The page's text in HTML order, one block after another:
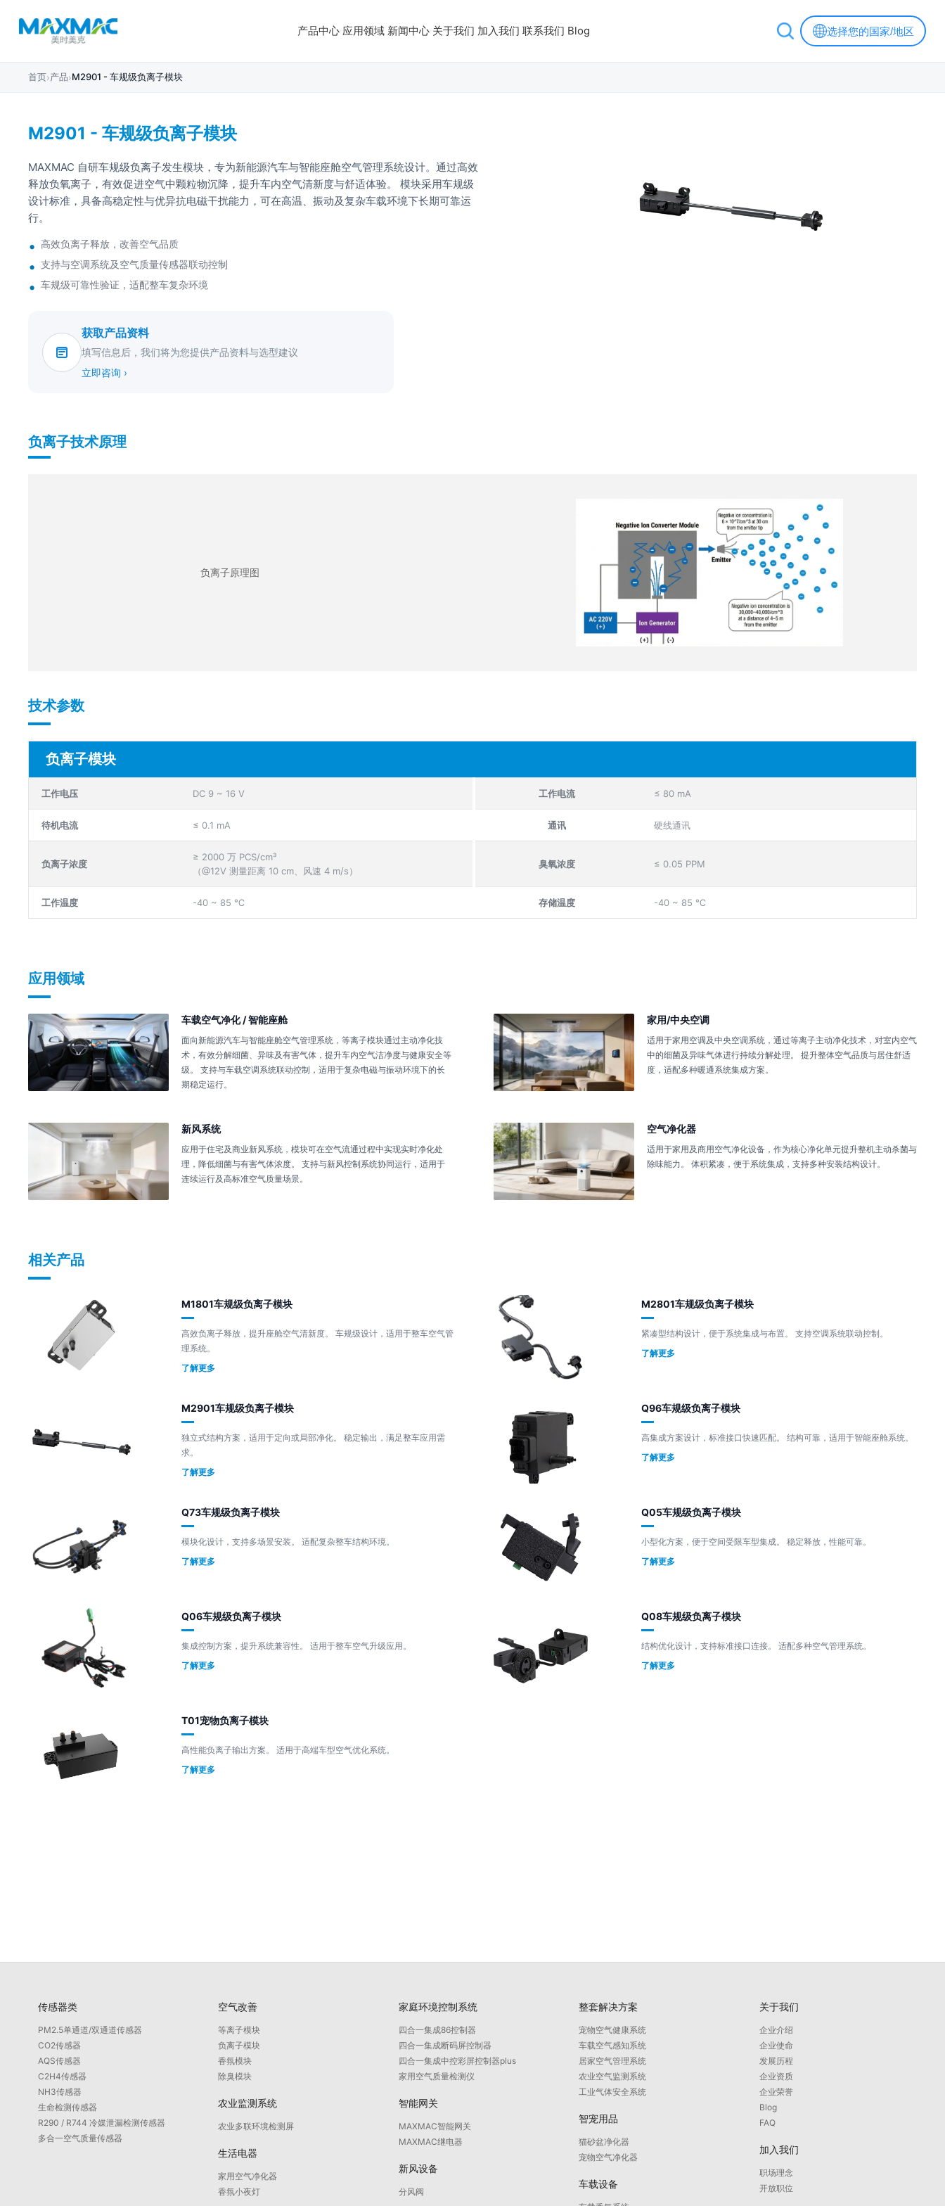
产品中心 应用领域 新闻中心 关于我们 加入我们 联系我们 Blog 选择您的国家/地区
首页›产品›M2901 - 车规级负离子模块
M2901 - 车规级负离子模块
MAXMAC 自研车规级负离子发生模块，专为新能源汽车与智能座舱空气管理系统设计。通过高效
释放负氧离子，有效促进空气中颗粒物沉降，提升车内空气清新度与舒适体验。 模块采用车规级
设计标准，具备高稳定性与优异抗电磁干扰能力，可在高温、振动及复杂车载环境下长期可靠运
行。
高效负离子释放，改善空气品质
支持与空调系统及空气质量传感器联动控制
车规级可靠性验证，适配整车复杂环境
获取产品资料
填写信息后，我们将为您提供产品资料与选型建议
立即咨询 ›
负离子技术原理
负离子原理图
技术参数
负离子模块
工作电压 DC 9 ~ 16 V 工作电流 ≤ 80 mA
待机电流 ≤ 0.1 mA 通讯 硬线通讯
负离子浓度
≥ 2000 万 PCS/cm³
（@12V 测量距离 10 cm、风速 4 m/s）
臭氧浓度 ≤ 0.05 PPM
工作温度 -40 ~ 85 ℃ 存储温度 -40 ~ 85 ℃
应用领域
车载空气净化 / 智能座舱
面向新能源汽车与智能座舱空气管理系统，等离子模块通过主动净化技
术，有效分解细菌、异味及有害气体，提升车内空气洁净度与健康安全等
级。 支持与车载空调系统联动控制，适用于复杂电磁与振动环境下的长
期稳定运行。
家用/中央空调
适用于家用空调及中央空调系统，通过等离子主动净化技术，对室内空气
中的细菌及异味气体进行持续分解处理。 提升整体空气品质与居住舒适
度，适配多种暖通系统集成方案。
新风系统
应用于住宅及商业新风系统，模块可在空气流通过程中实现实时净化处
理，降低细菌与有害气体浓度。 支持与新风控制系统协同运行，适用于
连续运行及高标准空气质量场景。
空气净化器
适用于家用及商用空气净化设备，作为核心净化单元提升整机主动杀菌与
除味能力。 体积紧凑，便于系统集成，支持多种安装结构设计。
相关产品
M1801车规级负离子模块
高效负离子释放，提升座舱空气清新度。 车规级设计，适用于整车空气管
理系统。
了解更多
M2801车规级负离子模块
紧凑型结构设计，便于系统集成与布置。 支持空调系统联动控制。
了解更多
M2901车规级负离子模块
独立式结构方案，适用于定向或局部净化。 稳定输出，满足整车应用需
求。
了解更多
Q96车规级负离子模块
高集成方案设计，标准接口快速匹配。 结构可靠，适用于智能座舱系统。
了解更多
Q73车规级负离子模块
模块化设计，支持多场景安装。 适配复杂整车结构环境。
了解更多
Q05车规级负离子模块
小型化方案，便于空间受限车型集成。 稳定释放，性能可靠。
了解更多
Q06车规级负离子模块
集成控制方案，提升系统兼容性。 适用于整车空气升级应用。
了解更多
Q08车规级负离子模块
结构优化设计，支持标准接口连接。 适配多种空气管理系统。
了解更多
T01宠物负离子模块
高性能负离子输出方案。 适用于高端车型空气优化系统。
了解更多
传感器类
PM2.5单通道/双通道传感器
CO2传感器
AQS传感器
C2H4传感器
NH3传感器
生命检测传感器
R290 / R744 冷媒泄漏检测传感器
多合一空气质量传感器
空气改善
等离子模块
负离子模块
香氛模块
除臭模块
农业监测系统
农业多联环境检测屏
生活电器
家用空气净化器
香氛小夜灯
家庭环境控制系统
四合一集成86控制器
四合一集成断码屏控制器
四合一集成中控彩屏控制器plus
家用空气质量检测仪
智能网关
MAXMAC智能网关
MAXMAC继电器
新风设备
分风阀
整套解决方案
宠物空气健康系统
车载空气感知系统
居家空气管理系统
农业空气监测系统
工业气体安全系统
智宠用品
猫砂盆净化器
宠物空气净化器
车载设备
关于我们
企业介绍
企业使命
发展历程
企业资质
企业荣誉
Blog
FAQ
加入我们
职场理念
开放职位